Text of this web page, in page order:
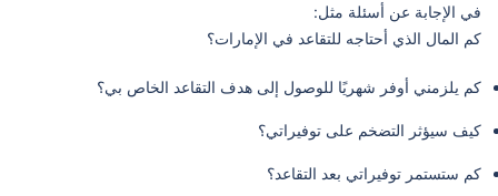
في الإجابة عن أسئلة مثل:
كم المال الذي أحتاجه للتقاعد في الإمارات؟
كم يلزمني أوفر شهريًا للوصول إلى هدف التقاعد الخاص بي؟
كيف سيؤثر التضخم على توفيراتي؟
كم ستستمر توفيراتي بعد التقاعد؟